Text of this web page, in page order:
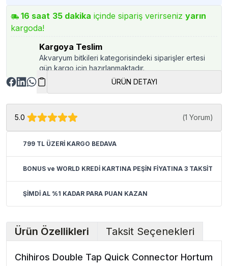
16 saat 35 dakika içinde sipariş verirseniz yarın
kargoda!
Kargoya Teslim
Akvaryum bitkileri kategorisindeki siparişler ertesi
gün kargo için hazırlanmaktadır.
ÜRÜN DETAYI
5.0 (1 Yorum)
799 TL ÜZERİ KARGO BEDAVA
BONUS ve WORLD KREDİ KARTINA PEŞİN FİYATINA 3 TAKSİT
ŞİMDİ AL %1 KADAR PARA PUAN KAZAN
Ürün Özellikleri Taksit Seçenekleri
Chihiros Double Tap Quick Connector Hortum